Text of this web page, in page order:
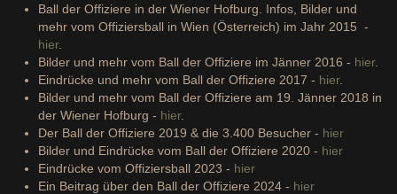
Ball der Offiziere in der Wiener Hofburg. Infos, Bilder und
mehr vom Offiziersball in Wien (Österreich) im Jahr 2015 -
hier.
Bilder und mehr vom Ball der Offiziere im Jänner 2016 - hier.
Eindrücke und mehr vom Ball der Offiziere 2017 - hier.
Bilder und mehr vom Ball der Offiziere am 19. Jänner 2018 in
der Wiener Hofburg - hier.
Der Ball der Offiziere 2019 & die 3.400 Besucher - hier
Bilder und Eindrücke vom Ball der Offiziere 2020 - hier
Eindrücke vom Offiziersball 2023 - hier
Ein Beitrag über den Ball der Offiziere 2024 - hier